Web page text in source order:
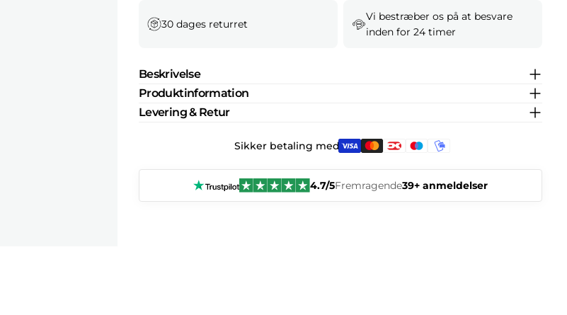
30 dages returret
Vi bestræber os på at besvare
inden for 24 timer
Beskrivelse
Produktinformation
Levering & Retur
Sikker betaling med:
4.7/5Fremragende39+ anmeldelser